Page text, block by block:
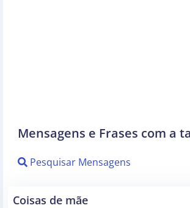
Mensagens e Frases com a
Pesquisar Mensagens
Coisas de mãe